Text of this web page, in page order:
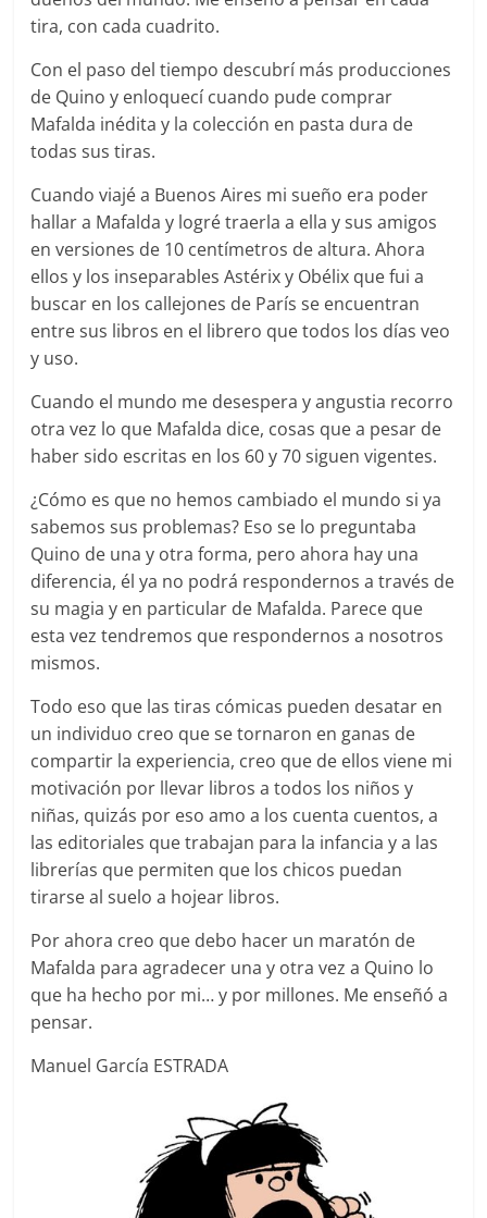
tira, con cada cuadrito.
Con el paso del tiempo descubrí más producciones
de Quino y enloquecí cuando pude comprar
Mafalda inédita y la colección en pasta dura de
todas sus tiras.
Cuando viajé a Buenos Aires mi sueño era poder
hallar a Mafalda y logré traerla a ella y sus amigos
en versiones de 10 centímetros de altura. Ahora
ellos y los inseparables Astérix y Obélix que fui a
buscar en los callejones de París se encuentran
entre sus libros en el librero que todos los días veo
y uso.
Cuando el mundo me desespera y angustia recorro
otra vez lo que Mafalda dice, cosas que a pesar de
haber sido escritas en los 60 y 70 siguen vigentes.
¿Cómo es que no hemos cambiado el mundo si ya
sabemos sus problemas? Eso se lo preguntaba
Quino de una y otra forma, pero ahora hay una
diferencia, él ya no podrá respondernos a través de
su magia y en particular de Mafalda. Parece que
esta vez tendremos que respondernos a nosotros
mismos.
Todo eso que las tiras cómicas pueden desatar en
un individuo creo que se tornaron en ganas de
compartir la experiencia, creo que de ellos viene mi
motivación por llevar libros a todos los niños y
niñas, quizás por eso amo a los cuenta cuentos, a
las editoriales que trabajan para la infancia y a las
librerías que permiten que los chicos puedan
tirarse al suelo a hojear libros.
Por ahora creo que debo hacer un maratón de
Mafalda para agradecer una y otra vez a Quino lo
que ha hecho por mi… y por millones. Me enseñó a
pensar.
Manuel García ESTRADA